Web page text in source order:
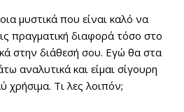
μυστικά που είναι καλό να
πραγματική διαφορά τόσο στο
στην διάθεσή σου. Εγώ θα στα
αναλυτικά και είμαι σίγουρη
Τι λες λοιπόν;